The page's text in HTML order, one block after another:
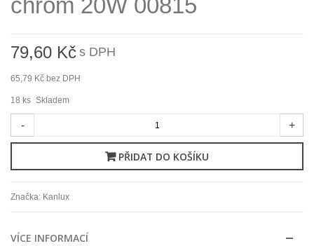
chrom 20W 00815
79,60 Kč s DPH
65,79 Kč bez DPH
18 ks Skladem
- +
PŘIDAT DO KOŠÍKU
Značka: Kanlux
VÍCE INFORMACÍ